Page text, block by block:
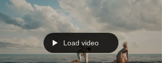
Load video